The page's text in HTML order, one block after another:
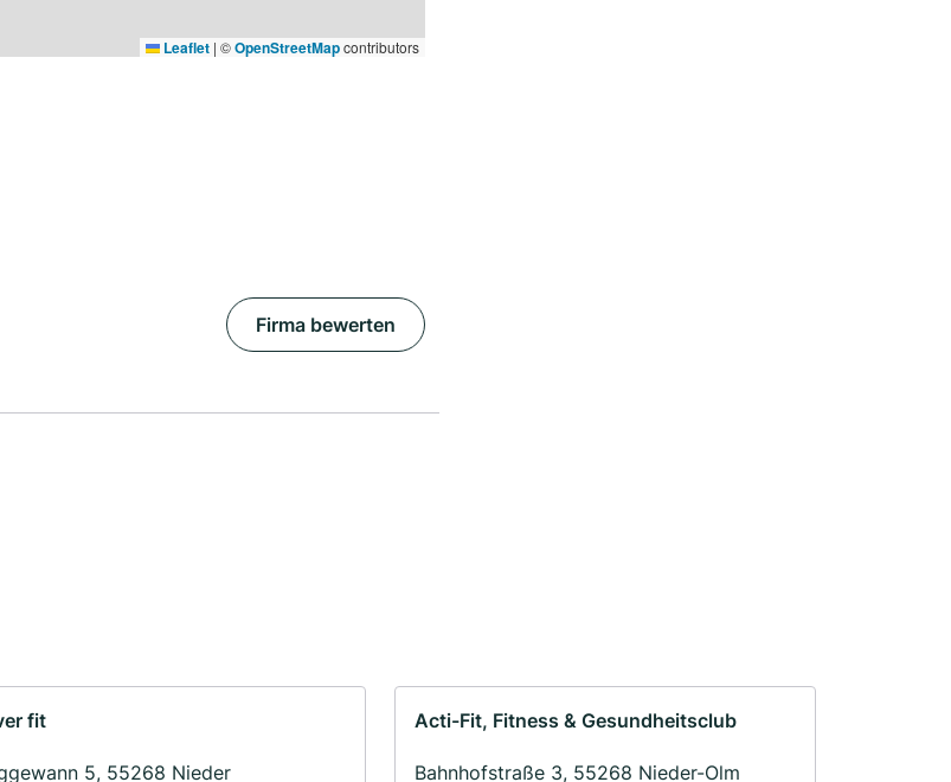
Leaflet | ©OpenStreetMapcontributors
Firma bewerten
fit
5, 55268 Nieder
Acti-Fit, Fitness & Gesundheitsclub
Bahnhofstraße 3, 55268 Nieder-Olm